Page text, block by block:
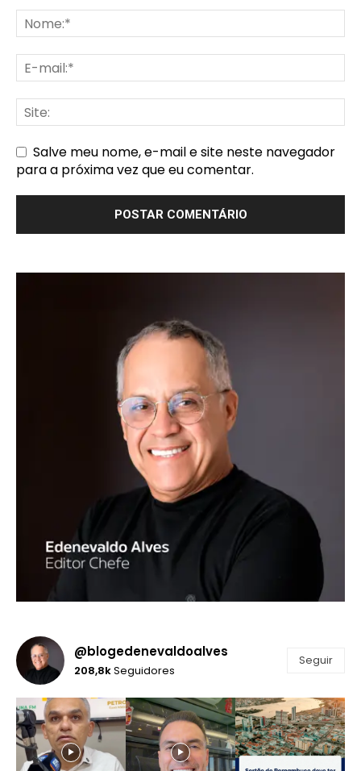
Salve meu nome, e-mail e site neste navegador
para a próxima vez que eu comentar.
@blogedenevaldoalves
208,8kSeguidores
Seguir